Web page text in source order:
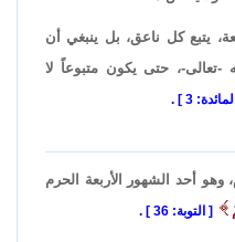
يتبع كل ناعق، بل ينبغي أن
، حتى يكون متبوعاً لا
3
.
أحد الشهور الأربعة الحرم
التوبة: 36 .